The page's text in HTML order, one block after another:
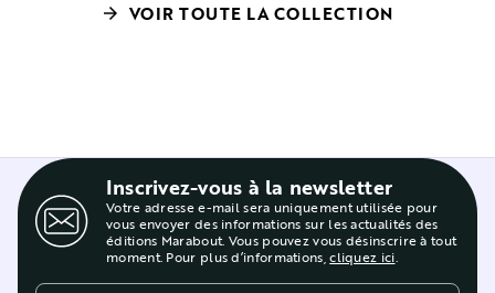
arrow_forward VOIR TOUTE LA COLLECTION
Inscrivez-vous à la newsletter
Votre adresse e-mail sera uniquement utilisée pour
vous envoyer des informations sur les actualités des
éditions Marabout. Vous pouvez vous désinscrire à tout
moment. Pour plus d’informations,cliquez ici.